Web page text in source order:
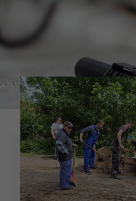
24h
We offer support for our customers
Mon - Fri 8:00am - 5:00pm(GMT +1)
Get in touch
Cybersteel Inc.
376-293 City Road, Suite 600
San Francisco, CA 94102